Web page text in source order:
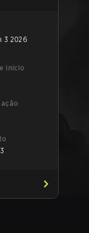
3 2026
início